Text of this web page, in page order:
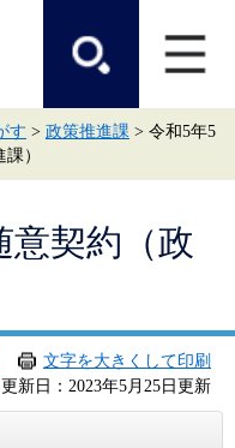
す > 政策推進課 > 令和5年5
）
意契約（政
文字を大きくして印刷
更新日：2023年5月25日更新